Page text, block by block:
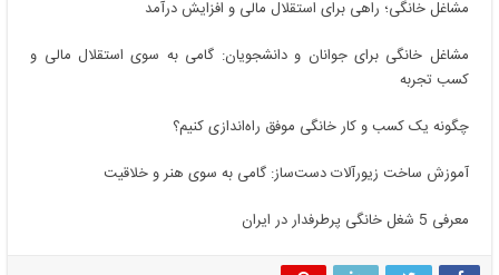
مشاغل خانگی؛ راهی برای استقلال مالی و افزایش درآمد
مشاغل خانگی برای جوانان و دانشجویان: گامی به سوی استقلال مالی و
کسب تجربه
چگونه یک کسب و کار خانگی موفق راه‌اندازی کنیم؟
آموزش ساخت زیورآلات دست‌ساز: گامی به سوی هنر و خلاقیت
معرفی 5 شغل خانگی پرطرفدار در ایران